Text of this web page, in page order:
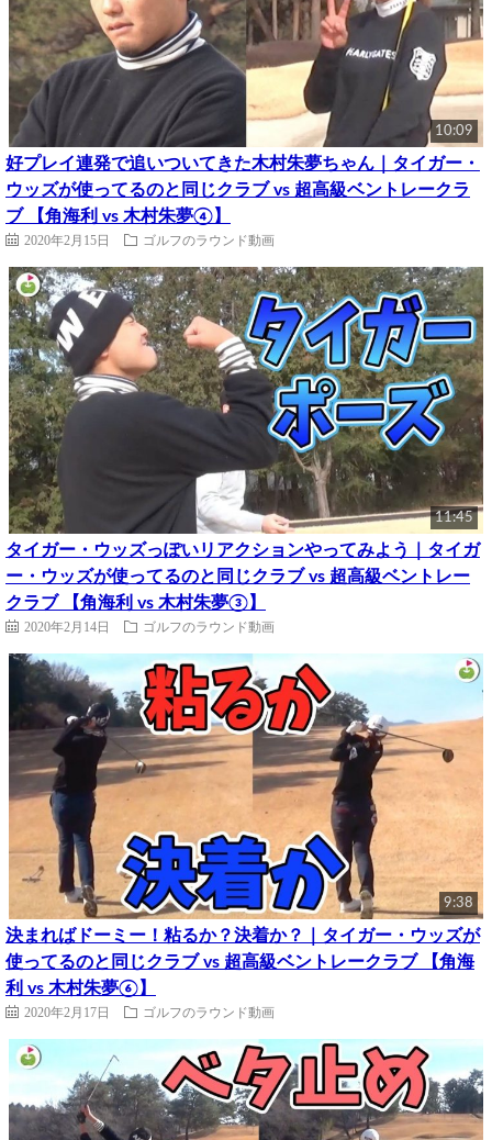
10:09
好プレイ連発で追いついてきた木村朱夢ちゃん｜タイガー・
ウッズが使ってるのと同じクラブ vs 超高級ベントレークラ
ブ 【角海利 vs 木村朱夢④】
2020年2月15日 ゴルフのラウンド動画
11:45
タイガー・ウッズっぽいリアクションやってみよう｜タイガ
ー・ウッズが使ってるのと同じクラブ vs 超高級ベントレー
クラブ 【角海利 vs 木村朱夢③】
2020年2月14日 ゴルフのラウンド動画
9:38
決まればドーミー！粘るか？決着か？｜タイガー・ウッズが
使ってるのと同じクラブ vs 超高級ベントレークラブ 【角海
利 vs 木村朱夢⑥】
2020年2月17日 ゴルフのラウンド動画